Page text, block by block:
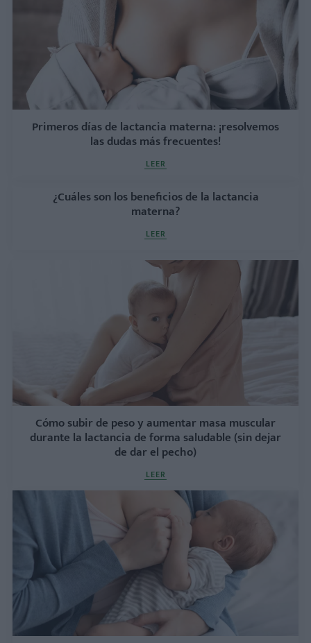
Primeros días de lactancia materna: ¡resolvemos
las dudas más frecuentes!
LEER
¿Cuáles son los beneficios de la lactancia
materna?
LEER
Cómo subir de peso y aumentar masa muscular
durante la lactancia de forma saludable (sin dejar
de dar el pecho)
LEER